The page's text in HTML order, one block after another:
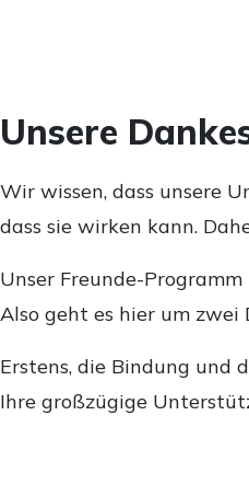
Unsere
Wir wissen, dass unsere
dass sie wirken kann.
Unser Freunde-
Also geht es hier um zwei
Erstens, die Bindung und
Ihre großzügige